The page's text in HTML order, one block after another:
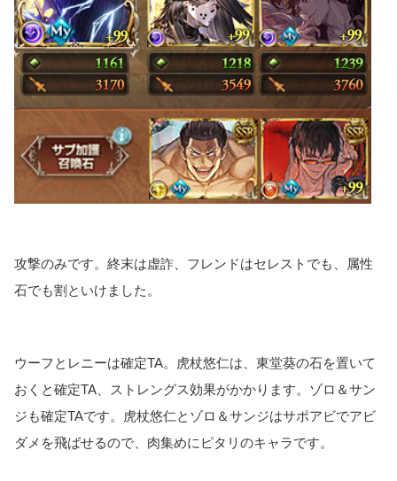
攻撃のみです。終末は虚詐、フレンドはセレストでも、属性
石でも割といけました。
ウーフとレニーは確定TA。虎杖悠仁は、東堂葵の石を置いて
おくと確定TA、ストレングス効果がかかります。ゾロ＆サン
ジも確定TAです。虎杖悠仁とゾロ＆サンジはサポアビでアビ
ダメを飛ばせるので、肉集めにピタリのキャラです。